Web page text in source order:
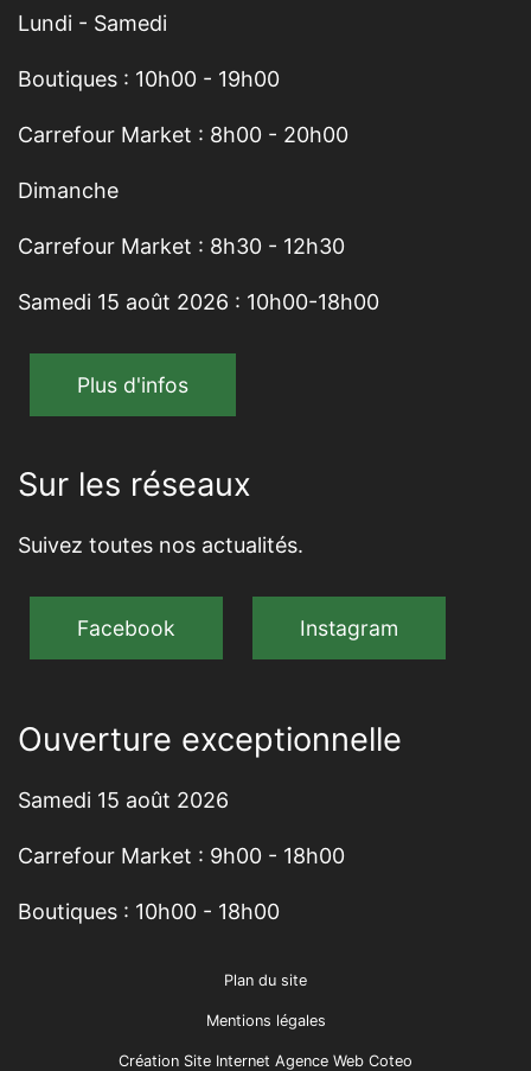
Lundi - Samedi
Boutiques : 10h00 - 19h00
Carrefour Market : 8h00 - 20h00
Dimanche
Carrefour Market : 8h30 - 12h30
Samedi 15 août 2026 : 10h00-18h00
Plus d'infos
Sur les réseaux
Suivez toutes nos actualités.
Facebook Instagram
Ouverture exceptionnelle
Samedi 15 août 2026
Carrefour Market : 9h00 - 18h00
Boutiques : 10h00 - 18h00
Plan du site
Mentions légales
Création Site Internet Agence Web Coteo